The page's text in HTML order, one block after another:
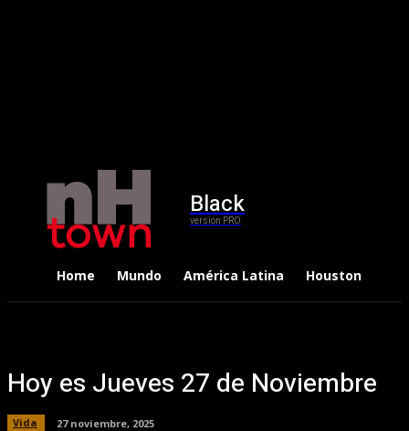
Black
version PRO
Home Mundo América Latina Houston
Hoy es Jueves 27 de Noviembre
Vida 27 noviembre, 2025